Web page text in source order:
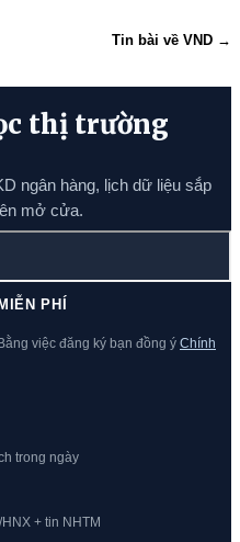
Tin bài về VND →
thị trường
ngân hàng, lịch dữ liệu sắp
mở cửa.
PHÍ
việc đăng ký bạn đồng ý Chính
trong ngày
+ tin NHTM